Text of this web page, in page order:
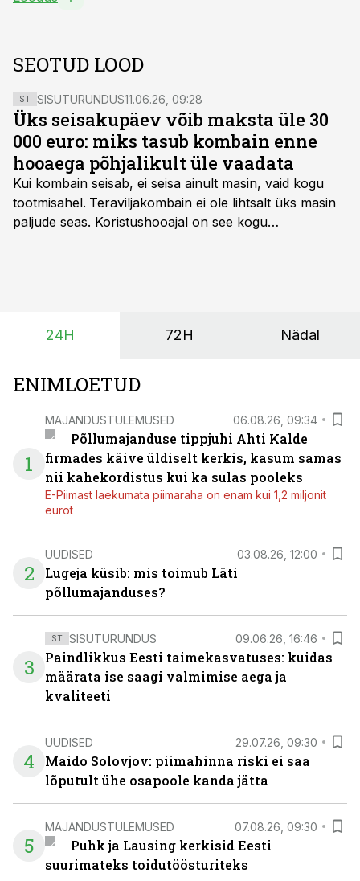
SEOTUD LOOD
ST SISUTURUNDUS11.06.26, 09:28
Üks seisakupäev võib maksta üle 30
000 euro: miks tasub kombain enne
hooaega põhjalikult üle vaadata
Kui kombain seisab, ei seisa ainult masin, vaid kogu
tootmisahel. Teraviljakombain ei ole lihtsalt üks masin
paljude seas. Koristushooajal on see kogu
24H 72H Nädal
ENIMLOETUD
1
MAJANDUSTULEMUSED 06.08.26, 09:34
Põllumajanduse tippjuhi Ahti Kalde
firmades käive üldiselt kerkis, kasum samas
nii kahekordistus kui ka sulas pooleks
E-Piimast laekumata piimaraha on enam kui 1,2 miljonit
eurot
2
UUDISED 03.08.26, 12:00
Lugeja küsib: mis toimub Läti
põllumajanduses?
3
ST SISUTURUNDUS 09.06.26, 16:46
Paindlikkus Eesti taimekasvatuses: kuidas
määrata ise saagi valmimise aega ja
kvaliteeti
4
UUDISED 29.07.26, 09:30
Maido Solovjov: piimahinna riski ei saa
lõputult ühe osapoole kanda jätta
5
MAJANDUSTULEMUSED 07.08.26, 09:30
Puhk ja Lausing kerkisid Eesti
suurimateks toidutöösturiteks